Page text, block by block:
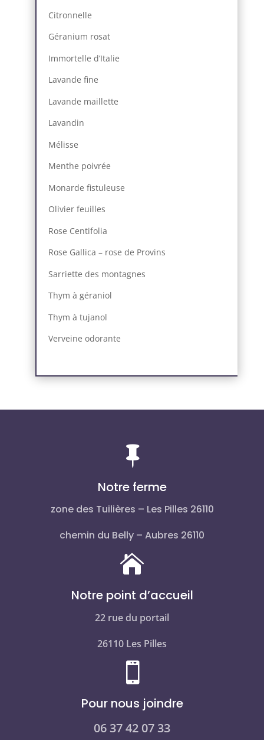
Citronnelle
Géranium rosat
Immortelle d’Italie
Lavande fine
Lavande maillette
Lavandin
Mélisse
Menthe poivrée
Monarde fistuleuse
Olivier feuilles
Rose Centifolia
Rose Gallica – rose de Provins
Sarriette des montagnes
Thym à géraniol
Thym à tujanol
Verveine odorante

Notre ferme
zone des Tuilières – Les Pilles 26110
chemin du Belly – Aubres 26110

Notre point d’accueil
22 rue du portail
26110 Les Pilles

Pour nous joindre
06 37 42 07 33